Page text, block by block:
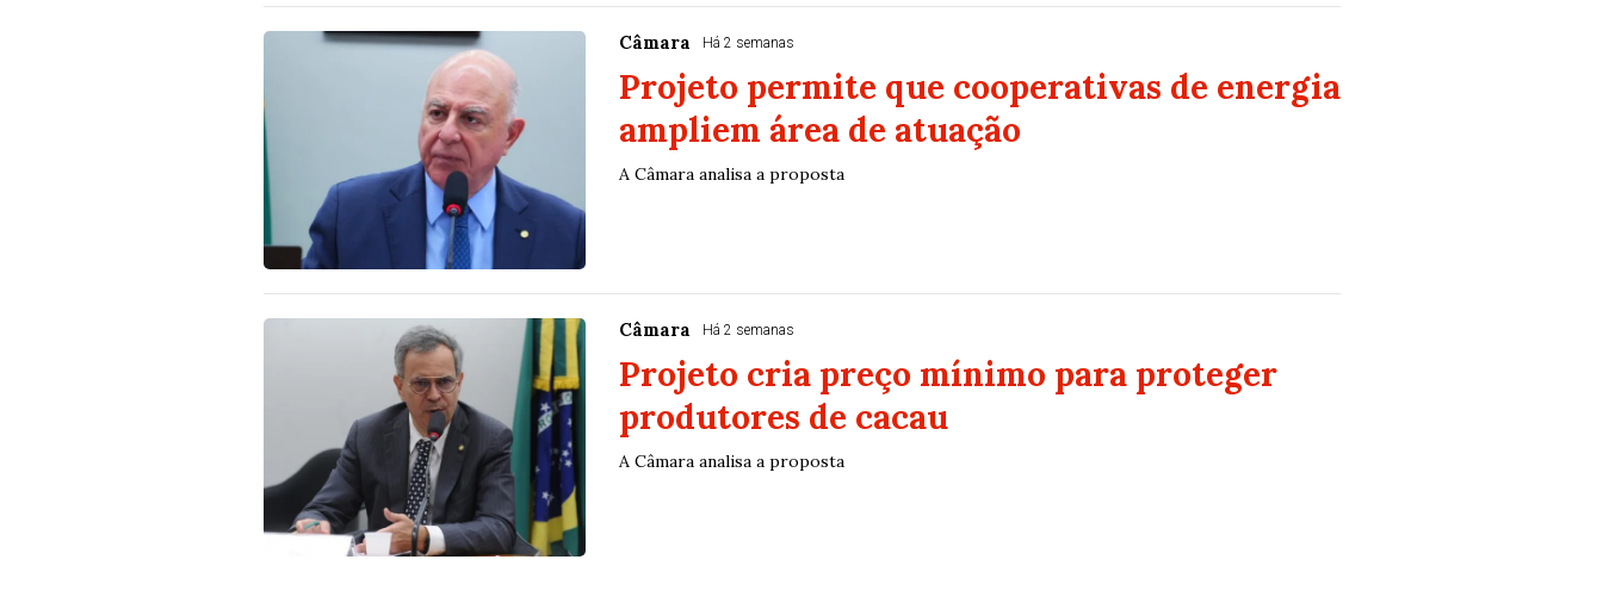
Câmara Há 2 semanas
Projeto permite que cooperativas de energia
ampliem área de atuação
A Câmara analisa a proposta
Câmara Há 2 semanas
Projeto cria preço mínimo para proteger
produtores de cacau
A Câmara analisa a proposta